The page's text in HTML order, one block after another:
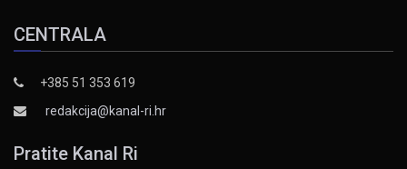
CENTRALA
+385 51 353 619
redakcija@kanal-ri.hr
Pratite Kanal Ri